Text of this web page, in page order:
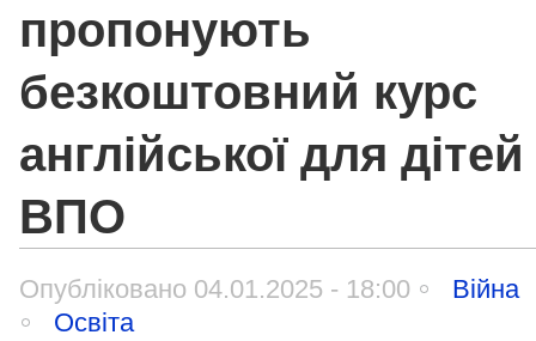
пропонують
безкоштовний курс
англійської для дітей
ВПО
Опубліковано 04.01.2025 - 18:00
Війна
Освіта